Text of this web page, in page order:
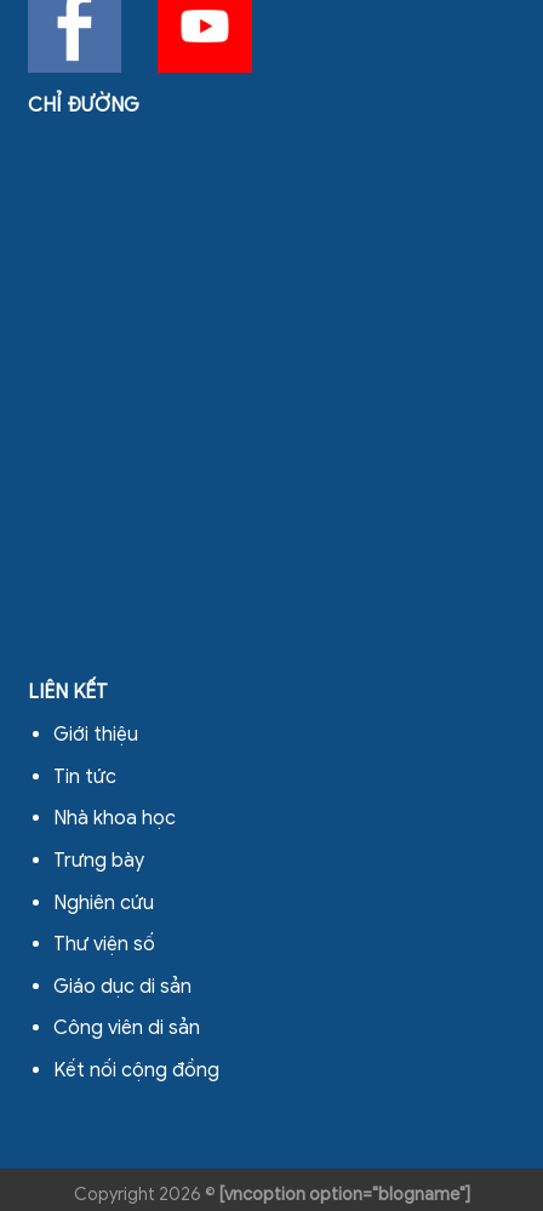
CHỈ ĐƯỜNG
LIÊN KẾT
Giới thiệu
Tin tức
Nhà khoa học
Trưng bày
Nghiên cứu
Thư viện số
Giáo dục di sản
Công viên di sản
Kết nối cộng đồng
Copyright 2026 © [vncoption option="blogname"]